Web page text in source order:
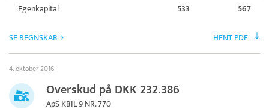
Egenkapital
533 567
SE REGNSKAB HENT PDF
4. oktober 2016
Overskud på DKK 232.386
ApS KBIL 9 NR. 770